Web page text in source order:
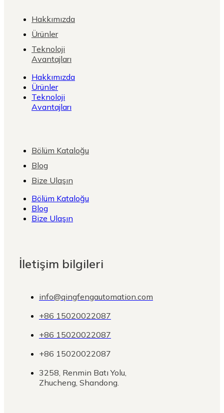
Hakkımızda
Ürünler
Teknoloji
Avantajları
Hakkımızda
Ürünler
Teknoloji
Avantajları
Bölüm Kataloğu
Blog
Bize Ulaşın
Bölüm Kataloğu
Blog
Bize Ulaşın
İletişim bilgileri
info@qingfengautomation.com
+86 15020022087
+86 15020022087
+86 15020022087
3258, Renmin Batı Yolu,
Zhucheng, Shandong.